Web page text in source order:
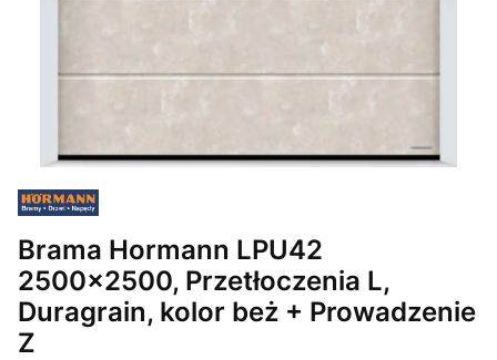
Brama Hormann LPU42
2500x2500, Przetłoczenia L,
Duragrain, kolor beż + Prowadzenie
Z